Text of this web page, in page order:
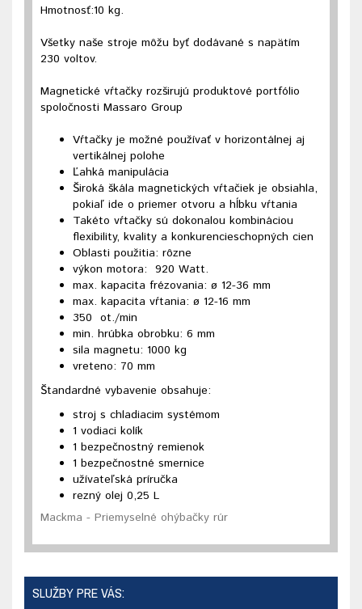
Hmotnosť:10 kg.
Všetky naše stroje môžu byť dodávané s napätím
230 voltov.
Magnetické vŕtačky rozširujú produktové portfólio
spoločnosti Massaro Group
Vŕtačky je možné používať v horizontálnej aj
vertikálnej polohe
Ľahká manipulácia
Široká škála magnetických vŕtačiek je obsiahla,
pokiaľ ide o priemer otvoru a hĺbku vŕtania
Takéto vŕtačky sú dokonalou kombináciou
flexibility, kvality a konkurencieschopných cien
Oblasti použitia: rôzne
výkon motora: 920 Watt.
max. kapacita frézovania: ø 12-36 mm
max. kapacita vŕtania: ø 12-16 mm
350 ot./min
min. hrúbka obrobku: 6 mm
sila magnetu: 1000 kg
vreteno: 70 mm
Štandardné vybavenie obsahuje:
stroj s chladiacim systémom
1 vodiaci kolík
1 bezpečnostný remienok
1 bezpečnostné smernice
užívateľská príručka
rezný olej 0,25 L
Mackma - Priemyselné ohýbačky rúr
SLUŽBY PRE VÁS: